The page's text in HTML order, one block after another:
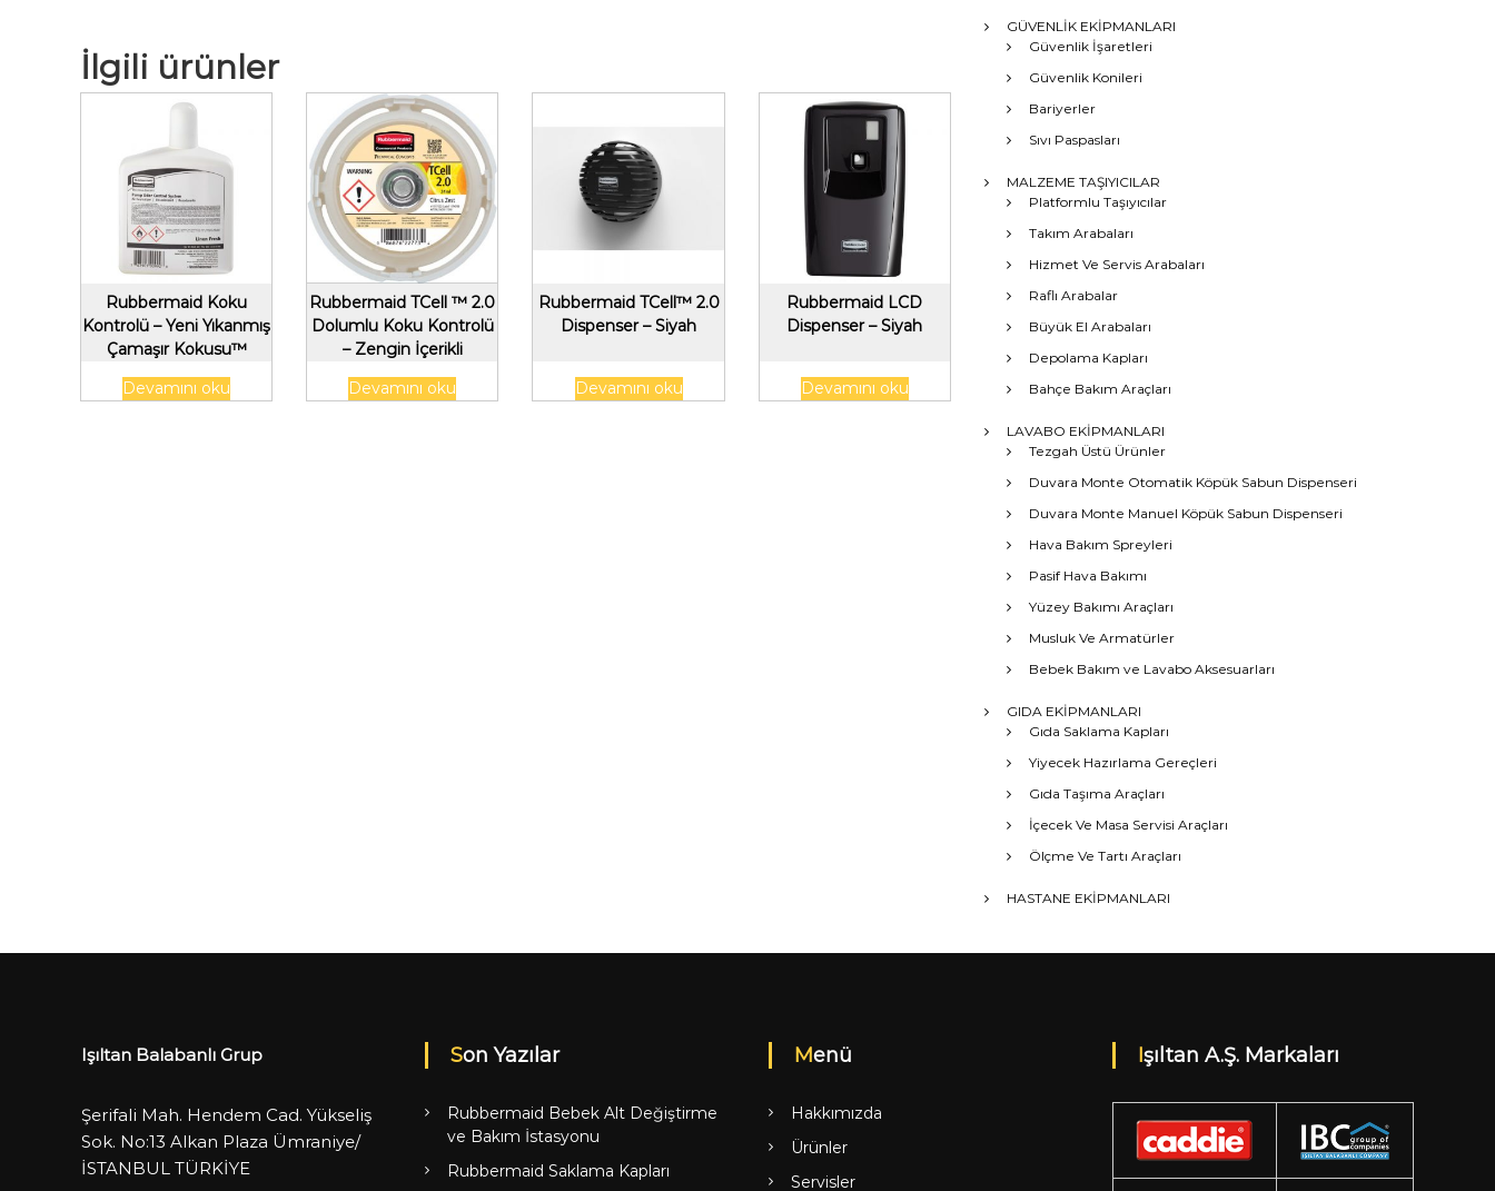
İlgili ürünler
Rubbermaid Koku
Kontrolü – Yeni Yıkanmış
Çamaşır Kokusu™
Devamını oku
Rubbermaid TCell ™ 2.0
Dolumlu Koku Kontrolü
– Zengin İçerikli
Devamını oku
Rubbermaid TCell™ 2.0
Dispenser – Siyah
Devamını oku
Rubbermaid LCD
Dispenser – Siyah
Devamını oku
GÜVENLİK EKİPMANLARI
Güvenlik İşaretleri
Güvenlik Konileri
Bariyerler
Sıvı Paspasları
MALZEME TAŞIYICILAR
Platformlu Taşıyıcılar
Takım Arabaları
Hizmet Ve Servis Arabaları
Raflı Arabalar
Büyük El Arabaları
Depolama Kapları
Bahçe Bakım Araçları
LAVABO EKİPMANLARI
Tezgah Üstü Ürünler
Duvara Monte Otomatik Köpük Sabun Dispenseri
Duvara Monte Manuel Köpük Sabun Dispenseri
Hava Bakım Spreyleri
Pasif Hava Bakımı
Yüzey Bakımı Araçları
Musluk Ve Armatürler
Bebek Bakım ve Lavabo Aksesuarları
GIDA EKİPMANLARI
Gıda Saklama Kapları
Yiyecek Hazırlama Gereçleri
Gıda Taşıma Araçları
İçecek Ve Masa Servisi Araçları
Ölçme Ve Tartı Araçları
HASTANE EKİPMANLARI
Işıltan Balabanlı Grup
Şerifali Mah. Hendem Cad. Yükseliş
Sok. No:13 Alkan Plaza Ümraniye/
İSTANBUL TÜRKİYE
Son Yazılar
Rubbermaid Bebek Alt Değiştirme
ve Bakım İstasyonu
Rubbermaid Saklama Kapları
Menü
Hakkımızda
Ürünler
Servisler
Işıltan A.Ş. Markaları